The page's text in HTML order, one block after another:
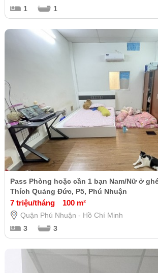
1
1
Pass Phòng hoặc cần 1 bạn Nam/Nữ ở
Thích Quảng Đức, P5, Phú Nhuận
7 triệu/tháng 100 m²
Quận Phú Nhuận - Hồ Chí Minh
3
3